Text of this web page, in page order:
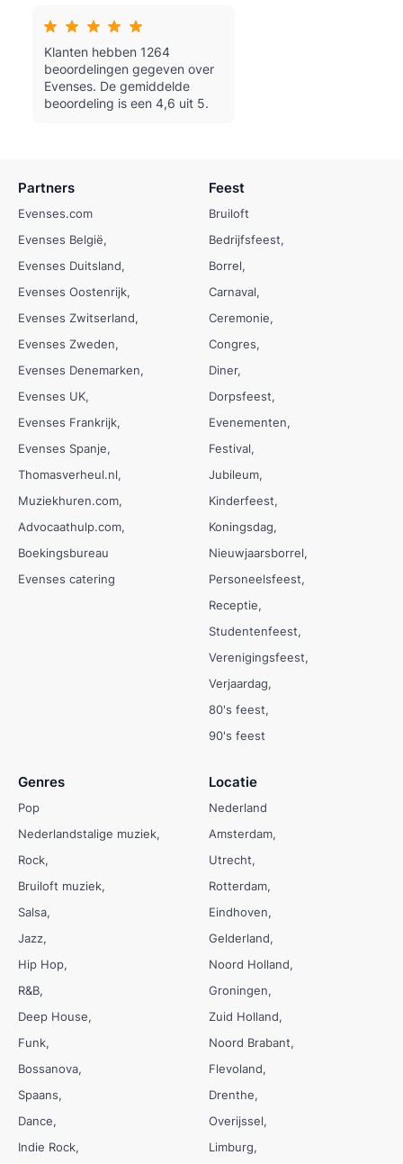
Klanten hebben 1264
beoordelingen gegeven over
Evenses. De gemiddelde
beoordeling is een 4,6 uit 5.
Partners
Evenses.com
Evenses België
Evenses Duitsland
Evenses Oostenrijk
Evenses Zwitserland
Evenses Zweden
Evenses Denemarken
Evenses UK
Evenses Frankrijk
Evenses Spanje
Thomasverheul.nl
Muziekhuren.com
Advocaathulp.com
Boekingsbureau
Evenses catering
Feest
Bruiloft
Bedrijfsfeest
Borrel
Carnaval
Ceremonie
Congres
Diner
Dorpsfeest
Evenementen
Festival
Jubileum
Kinderfeest
Koningsdag
Nieuwjaarsborrel
Personeelsfeest
Receptie
Studentenfeest
Verenigingsfeest
Verjaardag
80's feest
90's feest
Genres
Pop
Nederlandstalige muziek
Rock
Bruiloft muziek
Salsa
Jazz
Hip Hop
R&B
Deep House
Funk
Bossanova
Spaans
Dance
Indie Rock
Locatie
Nederland
Amsterdam
Utrecht
Rotterdam
Eindhoven
Gelderland
Noord Holland
Groningen
Zuid Holland
Noord Brabant
Flevoland
Drenthe
Overijssel
Limburg